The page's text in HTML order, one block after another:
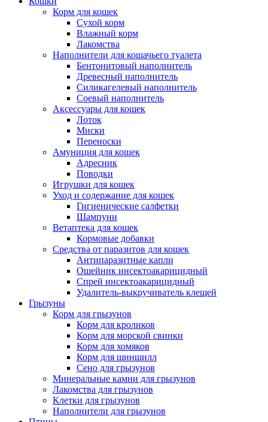
Корм для кошек
Сухой корм
Влажный корм
Лакомства
Наполнители для кошачьего туалета
Бентонитовый наполнитель
Древесный наполнитель
Силикагелевый наполнитель
Соевый наполнитель
Аксессуары для кошек
Лоток
Миски
Переноски
Амуниция для кошек
Адресник
Поводки
Игрушки для кошек
Уход и содержание для кошек
Гигиенические салфетки
Шампуни
Ветаптека для кошек
Кормовые добавки
Средства от паразитов для кошек
Антипаразитные капли
Ошейник инсектоакарицидный
Спрей инсектоакарицидный
Удалитель-выкручиватель клещей
Грызуны
Корм для грызунов
Корм для кроликов
Корм для морской свинки
Корм для хомяков
Корм для шиншилл
Сено для грызунов
Минеральные камни для грызунов
Лакомства для грызунов
Клетки для грызунов
Наполнители для грызунов